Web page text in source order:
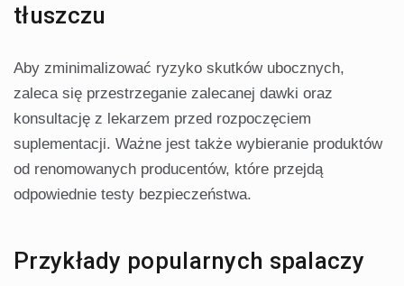
tłuszczu
Aby zminimalizować ryzyko skutków ubocznych,
zaleca się przestrzeganie zalecanej dawki oraz
konsultację z lekarzem przed rozpoczęciem
suplementacji. Ważne jest także wybieranie produktów
od renomowanych producentów, które przejdą
odpowiednie testy bezpieczeństwa.
Przykłady popularnych spalaczy